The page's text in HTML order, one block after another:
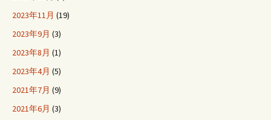
2023年11月 (19)
2023年9月 (3)
2023年8月 (1)
2023年4月 (5)
2021年7月 (9)
2021年6月 (3)